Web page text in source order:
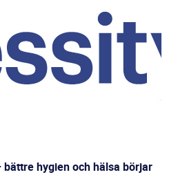
hygien och hälsa börjar